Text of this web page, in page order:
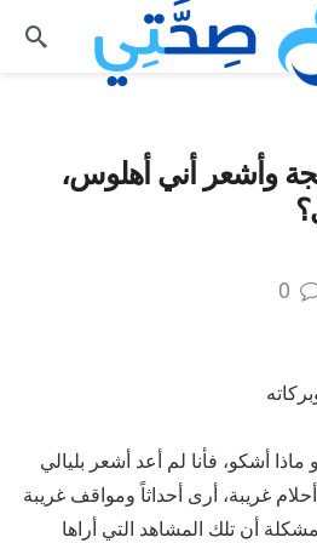
وأشعر أني أهلوس،
0
ماذا أشكو، فأنا لم أعد أشعر بليالي
غريبة، أرى أحداثاً ومواقف غريبة
أن تلك المشاهد التي أراها